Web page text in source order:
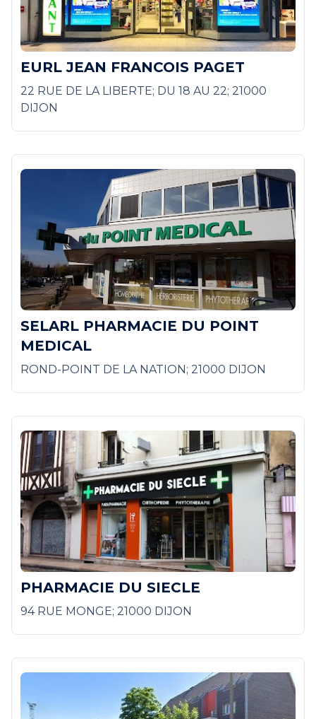
EURL JEAN FRANCOIS PAGET
22 RUE DE LA LIBERTE; DU 18 AU 22; 21000
DIJON
SELARL PHARMACIE DU POINT
MEDICAL
ROND-POINT DE LA NATION; 21000 DIJON
PHARMACIE DU SIECLE
94 RUE MONGE; 21000 DIJON